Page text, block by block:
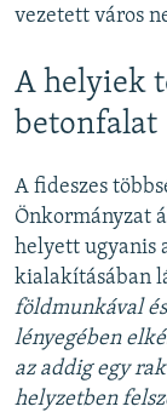
vezetett város
A helyiek
betonfalat
A fideszes
Önkormányzat
helyett ugyanis
kialakításában
földmunkával
lényegében
az addig egy
helyzetben